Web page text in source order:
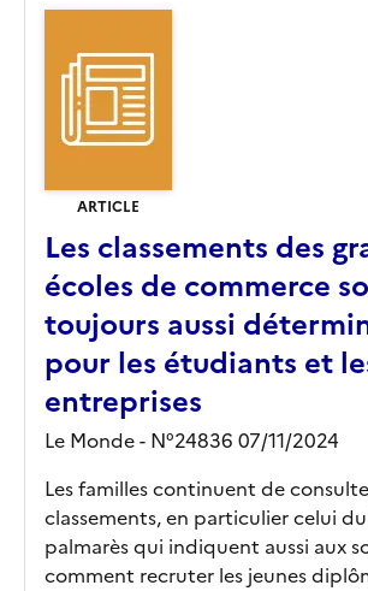
ARTICLE
Les classements des
écoles de commerce
toujours aussi
pour les étudiants et
entreprises
Le Monde - N°24836 07/11/2024
Les familles continuent de
classements, en particulier celui
palmarès qui indiquent aussi aux
comment recruter les jeunes